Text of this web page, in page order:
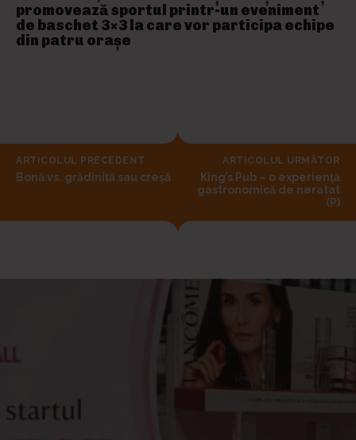
promovează sportul printr-un eveniment
de baschet 3×3 la care vor participa echipe
din patru orașe
ARTICOLUL PRECEDENT
Bonă vs. grădiniță sau creșă
ARTICOLUL URMĂTOR
King’s Pub – o experiență
gastronomică de neratat
(P)